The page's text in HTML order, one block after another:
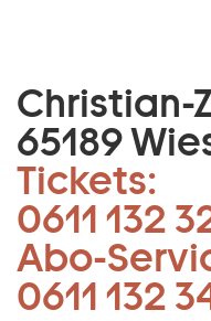
Christian-
65189
Tickets:
0611 132
Abo-
0611 132